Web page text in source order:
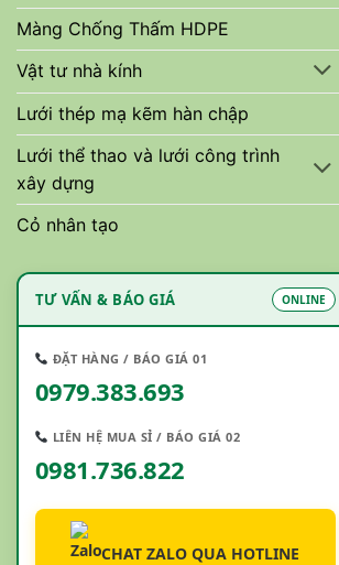
Màng Chống Thấm HDPE
Vật tư nhà kính
Lưới thép mạ kẽm hàn chập
Lưới thể thao và lưới công trình
xây dựng
Cỏ nhân tạo
TƯ VẤN & BÁO GIÁ ONLINE
ĐẶT HÀNG / BÁO GIÁ 01
0979.383.693
LIÊN HỆ MUA SỈ / BÁO GIÁ 02
0981.736.822
CHAT ZALO QUA HOTLINE